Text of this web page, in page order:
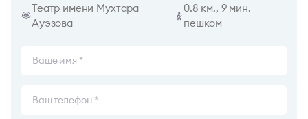
Театр имени Мухтара
Ауэзова
0.8 км., 9 мин.
пешком